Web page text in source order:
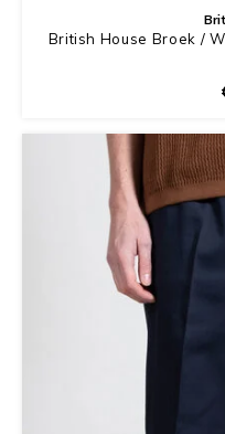
British House Broek /